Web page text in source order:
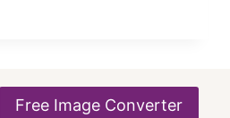
Free Image Converter